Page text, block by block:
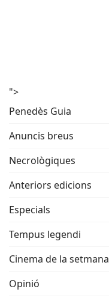
">
Penedès Guia
Anuncis breus
Necrològiques
Anteriors edicions
Especials
Tempus legendi
Cinema de la setmana
Opinió